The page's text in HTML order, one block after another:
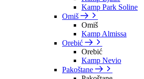
Kamp Park Soline
Omiš
Omiš
Kamp Almissa
Orebić
Orebić
Kamp Nevio
Pakoštane